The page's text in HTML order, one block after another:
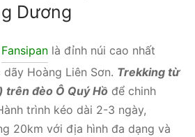
Dương
Fansipan là đỉnh núi cao nhất
Hoàng Liên Sơn. Trekking từ
trên đèo Ô Quý Hồ để chinh
trình kéo dài 2-3 ngày,
20km với địa hình đa dạng và